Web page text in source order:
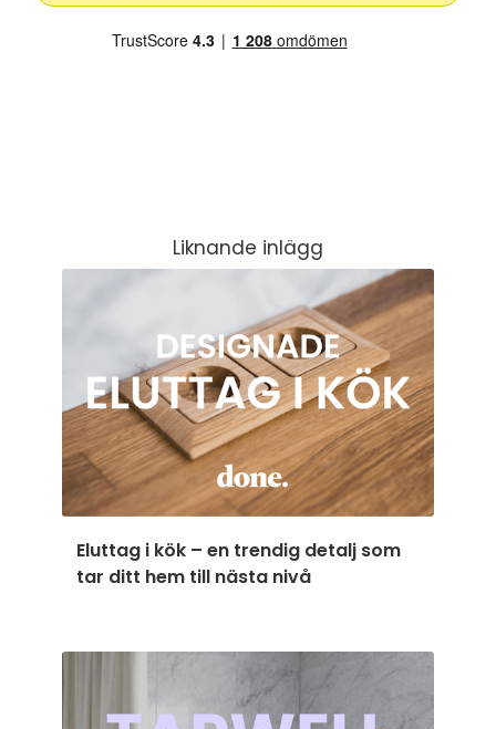
Liknande inlägg
Eluttag i kök – en trendig detalj som
tar ditt hem till nästa nivå